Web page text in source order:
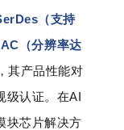
（支持
（分辨率达
其产品性能对
级认证。在AI
块芯片解决方